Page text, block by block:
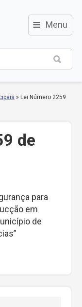
≡ Menu
» Lei Número 2259
de
para
em
de